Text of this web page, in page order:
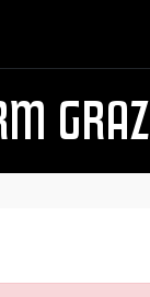
GRAZ